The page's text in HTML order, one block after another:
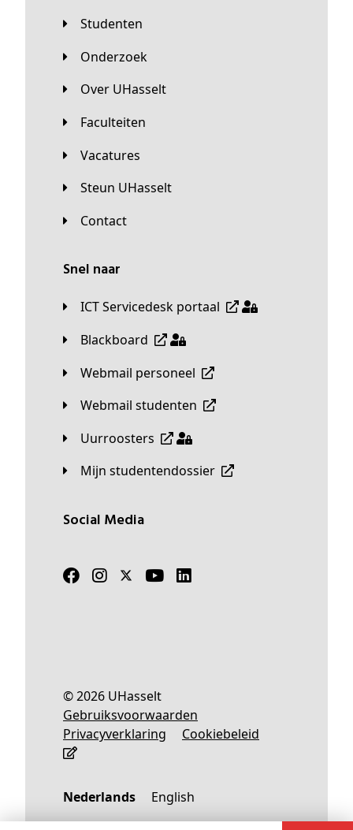
Studenten
Onderzoek
Over UHasselt
Faculteiten
Vacatures
Steun UHasselt
Contact
Snel naar
ICT Servicedesk portaal
Blackboard
Webmail personeel
Webmail studenten
Uurroosters
Mijn studentendossier
Social Media
© 2026 UHasselt
Gebruiksvoorwaarden
Privacyverklaring
Cookiebeleid
Nederlands English